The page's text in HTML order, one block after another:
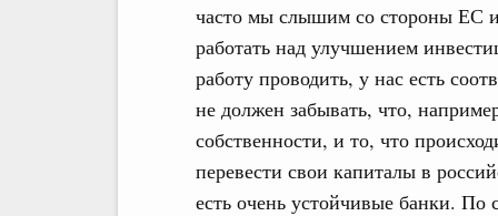
часто мы слышим со стороны ЕС
работать над улучшением
работу проводить, у нас есть
не должен забывать, что,
собственности, и то, что
перевести свои капиталы в
есть очень устойчивые банки. По